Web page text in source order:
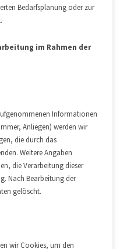
Bedarfsplanung oder zur
im Rahmen der
Informationen
Anliegen) werden wir
die durch das
Weitere Angaben
die Verarbeitung dieser
Nach Bearbeitung der
gelöscht.
wir Cookies, um den